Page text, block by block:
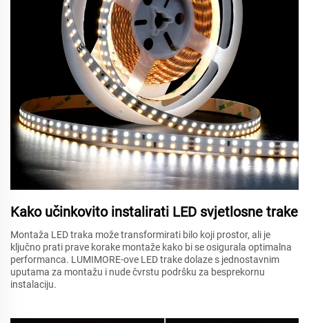
Kako učinkovito instalirati LED svjetlosne trake
Montaža LED traka može transformirati bilo koji prostor, ali je
ključno prati prave korake montaže kako bi se osigurala optimalna
performanca. LUMIMORE-ove LED trake dolaze s jednostavnim
uputama za montažu i nude čvrstu podršku za besprekornu
instalaciju.